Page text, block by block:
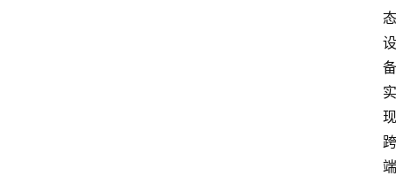
态
设
备
实
现
跨
端